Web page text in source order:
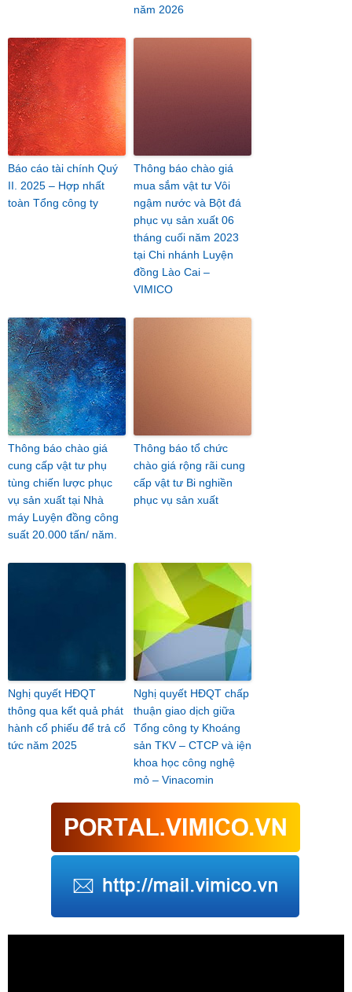
năm 2026
Báo cáo tài chính Quý
II. 2025 – Hợp nhất
toàn Tổng công ty
Thông báo chào giá
mua sắm vật tư Vôi
ngậm nước và Bột đá
phục vụ sản xuất 06
tháng cuối năm 2023
tại Chi nhánh Luyện
đồng Lào Cai –
VIMICO
Thông báo chào giá
cung cấp vật tư phụ
tùng chiến lược phục
vụ sản xuất tại Nhà
máy Luyện đồng công
suất 20.000 tấn/ năm.
Thông báo tổ chức
chào giá rộng rãi cung
cấp vật tư Bi nghiền
phục vụ sản xuất
Nghị quyết HĐQT
thông qua kết quả phát
hành cổ phiếu để trả cổ
tức năm 2025
Nghị quyết HĐQT chấp
thuận giao dịch giữa
Tổng công ty Khoáng
sản TKV – CTCP và iện
khoa học công nghệ
mỏ – Vinacomin